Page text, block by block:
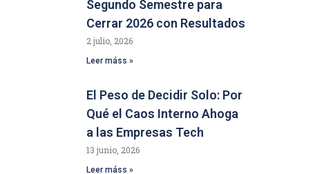
Segundo Semestre para
Cerrar 2026 con Resultados
2 julio, 2026
Leer máss »
El Peso de Decidir Solo: Por
Qué el Caos Interno Ahoga
a las Empresas Tech
13 junio, 2026
Leer máss »